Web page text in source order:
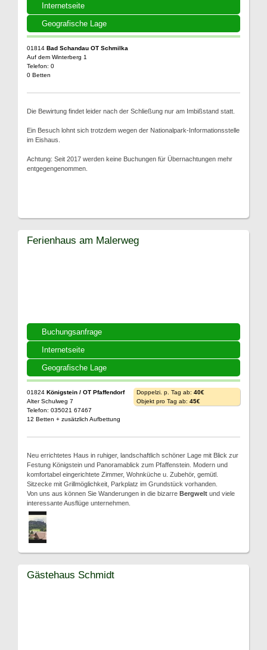
Internetseite
Geografische Lage
01814 Bad Schandau OT Schmilka
Auf dem Winterberg 1
Telefon: 0
0 Betten
Die Bewirtung findet leider nach der Schließung nur am Imbißstand statt.
Ein Besuch lohnt sich trotzdem wegen der Nationalpark-Informationsstelle
im Eishaus.
Achtung: Seit 2017 werden keine Buchungen für Übernachtungen mehr
entgegengenommen.
Buchungsanfrage
Internetseite
Geografische Lage
Ferienhaus am Malerweg
01824 Königstein / OT Pfaffendorf
Alter Schulweg 7
Telefon: 035021 67467
12 Betten + zusätzlich Aufbettung
Doppelzi. p. Tag ab: 40€
Objekt pro Tag ab: 45€
Neu errichtetes Haus in ruhiger, landschaftlich schöner Lage mit Blick zur
Festung Königstein und Panoramablick zum Pfaffenstein. Modern und
komfortabel eingerichtete Zimmer, Wohnküche u. Zubehör, gemütl.
Sitzecke mit Grillmöglichkeit, Parkplatz im Grundstück vorhanden.
Von uns aus können Sie Wanderungen in die bizarre Bergwelt und viele
interessante Ausflüge unternehmen.
Gästehaus Schmidt